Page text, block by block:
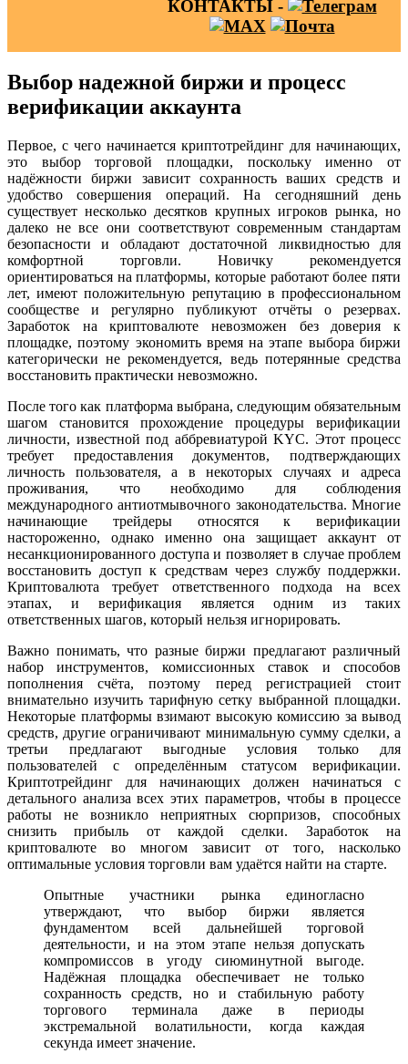
КОНТАКТЫ -
Выбор надежной биржи и процесс
верификации аккаунта
Первое, с чего начинается криптотрейдинг для начинающих,
это выбор торговой площадки, поскольку именно от
надёжности биржи зависит сохранность ваших средств и
удобство совершения операций. На сегодняшний день
существует несколько десятков крупных игроков рынка, но
далеко не все они соответствуют современным стандартам
безопасности и обладают достаточной ликвидностью для
комфортной торговли. Новичку рекомендуется
ориентироваться на платформы, которые работают более пяти
лет, имеют положительную репутацию в профессиональном
сообществе и регулярно публикуют отчёты о резервах.
Заработок на криптовалюте невозможен без доверия к
площадке, поэтому экономить время на этапе выбора биржи
категорически не рекомендуется, ведь потерянные средства
восстановить практически невозможно.
После того как платформа выбрана, следующим обязательным
шагом становится прохождение процедуры верификации
личности, известной под аббревиатурой KYC. Этот процесс
требует предоставления документов, подтверждающих
личность пользователя, а в некоторых случаях и адреса
проживания, что необходимо для соблюдения
международного антиотмывочного законодательства. Многие
начинающие трейдеры относятся к верификации
настороженно, однако именно она защищает аккаунт от
несанкционированного доступа и позволяет в случае проблем
восстановить доступ к средствам через службу поддержки.
Криптовалюта требует ответственного подхода на всех
этапах, и верификация является одним из таких
ответственных шагов, который нельзя игнорировать.
Важно понимать, что разные биржи предлагают различный
набор инструментов, комиссионных ставок и способов
пополнения счёта, поэтому перед регистрацией стоит
внимательно изучить тарифную сетку выбранной площадки.
Некоторые платформы взимают высокую комиссию за вывод
средств, другие ограничивают минимальную сумму сделки, а
третьи предлагают выгодные условия только для
пользователей с определённым статусом верификации.
Криптотрейдинг для начинающих должен начинаться с
детального анализа всех этих параметров, чтобы в процессе
работы не возникло неприятных сюрпризов, способных
снизить прибыль от каждой сделки. Заработок на
криптовалюте во многом зависит от того, насколько
оптимальные условия торговли вам удаётся найти на старте.
Опытные участники рынка единогласно
утверждают, что выбор биржи является
фундаментом всей дальнейшей торговой
деятельности, и на этом этапе нельзя допускать
компромиссов в угоду сиюминутной выгоде.
Надёжная площадка обеспечивает не только
сохранность средств, но и стабильную работу
торгового терминала даже в периоды
экстремальной волатильности, когда каждая
секунда имеет значение.